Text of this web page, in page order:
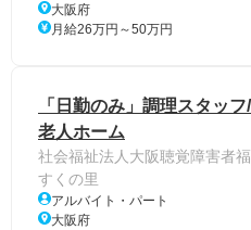
大阪府
月給26万円～50万円
「日勤のみ」調理スタッ
老人ホーム
社会福祉法人大阪聴覚障害者
すくの里
アルバイト・パート
大阪府